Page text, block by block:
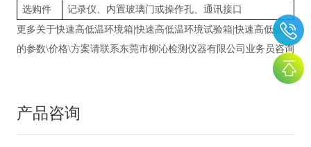
选购件
记录仪、内置玻璃门或操作孔、通讯接口
更多关于快速高低温环境箱 |快速高低温环境试验箱 |快速高低温箱
的参数\价格\方案请联系东莞市柳沁检测仪器有限公司业务员咨询
产品咨询